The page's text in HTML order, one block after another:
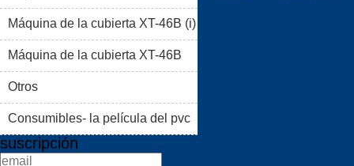
Máquina de la cubierta XT-46B (i)
Máquina de la cubierta XT-46B
(II)
Otros
Consumibles- la película del pvc
suscripción